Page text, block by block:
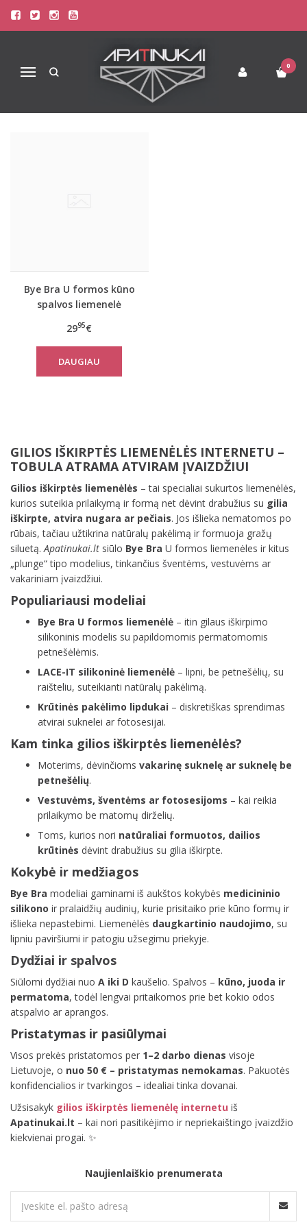
Navigacija
0
GILIOS IŠKIRPTĖS LIEMENĖLĖS
Liemenėlės Gilios Iškirptės Liemenėlės
Bye Bra U formos kūno
spalvos liemenelė
2995€
DAUGIAU
GILIOS IŠKIRPTĖS LIEMENĖLĖS INTERNETU –
TOBULA ATRAMA ATVIRAM ĮVAIZDŽIUI
Gilios iškirptės liemenėlės – tai specialiai sukurtos liemenėlės,
kurios suteikia prilaikymą ir formą net dėvint drabužius su gilia
iškirpte, atvira nugara ar pečiais. Jos išlieka nematomos po
rūbais, tačiau užtikrina natūralų pakėlimą ir formuoja gražų
siluetą. Apatinukai.lt siūlo Bye Bra U formos liemenėles ir kitus
„plunge“ tipo modelius, tinkančius šventėms, vestuvėms ar
vakariniam įvaizdžiui.
Populiariausi modeliai
Bye Bra U formos liemenėlė – itin gilaus iškirpimo
silikoninis modelis su papildomomis permatomomis
petnešėlėmis.
LACE-IT silikoninė liemenėlė – lipni, be petnešėlių, su
raišteliu, suteikianti natūralų pakėlimą.
Krūtinės pakėlimo lipdukai – diskretiškas sprendimas
atvirai suknelei ar fotosesijai.
Kam tinka gilios iškirptės liemenėlės?
Moterims, dėvinčioms vakarinę suknelę ar suknelę be
petnešėlių.
Vestuvėms, šventėms ar fotosesijoms – kai reikia
prilaikymo be matomų dirželių.
Toms, kurios nori natūraliai formuotos, dailios
krūtinės dėvint drabužius su gilia iškirpte.
Kokybė ir medžiagos
Bye Bra modeliai gaminami iš aukštos kokybės medicininio
silikono ir pralaidžių audinių, kurie prisitaiko prie kūno formų ir
išlieka nepastebimi. Liemenėlės daugkartinio naudojimo, su
lipniu paviršiumi ir patogiu užsegimu priekyje.
Dydžiai ir spalvos
Siūlomi dydžiai nuo A iki D kaušelio. Spalvos – kūno, juoda ir
permatoma, todėl lengvai pritaikomos prie bet kokio odos
atspalvio ar aprangos.
Pristatymas ir pasiūlymai
Visos prekės pristatomos per 1–2 darbo dienas visoje
Lietuvoje, o nuo 50 € – pristatymas nemokamas. Pakuotės
konfidencialios ir tvarkingos – idealiai tinka dovanai.
Užsisakyk gilios iškirptės liemenėlę internetu iš
Apatinukai.lt – kai nori pasitikėjimo ir nepriekaištingo įvaizdžio
kiekvienai progai. ✨
Naujienlaiškio prenumerata